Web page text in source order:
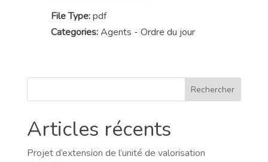
File Type:pdf
Categories:Agents - Ordre du jour
Rechercher
Articles récents
Projet d’extension de l’unité de valorisation